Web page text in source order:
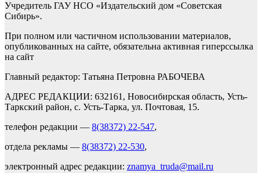
Учредитель ГАУ НСО «Издательский дом «Советская
Сибирь».
При полном или частичном использовании материалов,
опубликованных на сайте, обязательна активная гиперссылка
на сайт
Главный редактор: Татьяна Петровна РАБОЧЕВА
АДРЕС РЕДАКЦИИ: 632161, Новосибирская область, Усть-
Таркский район, с. Усть-Тарка, ул. Почтовая, 15.
телефон редакции — 8(38372) 22-547,
отдела рекламы — 8(38372) 22-530,
электронный адрес редакции: znamya_truda@mail.ru